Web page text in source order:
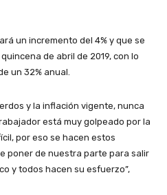
un incremento del 4% y que se
de abril de 2019, con lo
un 32% anual.
y la inflación vigente, nunca
está muy golpeado por la
por eso se hacen estos
poner de nuestra parte para salir
y todos hacen su esfuerzo”,